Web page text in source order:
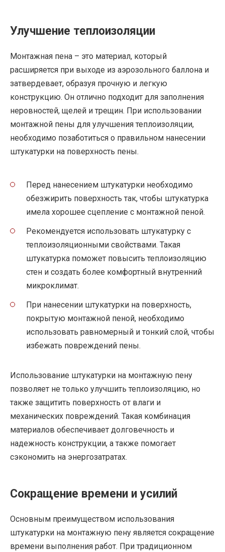
Улучшение теплоизоляции
Монтажная пена – это материал, который
расширяется при выходе из аэрозольного баллона и
затвердевает, образуя прочную и легкую
конструкцию. Он отлично подходит для заполнения
неровностей, щелей и трещин. При использовании
монтажной пены для улучшения теплоизоляции,
необходимо позаботиться о правильном нанесении
штукатурки на поверхность пены.
Перед нанесением штукатурки необходимо
обезжирить поверхность так, чтобы штукатурка
имела хорошее сцепление с монтажной пеной.
Рекомендуется использовать штукатурку с
теплоизоляционными свойствами. Такая
штукатурка поможет повысить теплоизоляцию
стен и создать более комфортный внутренний
микроклимат.
При нанесении штукатурки на поверхность,
покрытую монтажной пеной, необходимо
использовать равномерный и тонкий слой, чтобы
избежать повреждений пены.
Использование штукатурки на монтажную пену
позволяет не только улучшить теплоизоляцию, но
также защитить поверхность от влаги и
механических повреждений. Такая комбинация
материалов обеспечивает долговечность и
надежность конструкции, а также помогает
сэкономить на энергозатратах.
Сокращение времени и усилий
Основным преимуществом использования
штукатурки на монтажную пену является сокращение
времени выполнения работ. При традиционном